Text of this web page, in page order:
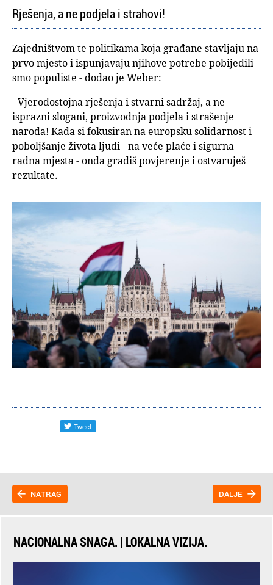
Rješenja, a ne podjela i strahovi!
Zajedništvom te politikama koja građane stavljaju na
prvo mjesto i ispunjavaju njihove potrebe pobijedili
smo populiste - dodao je Weber:
- Vjerodostojna rješenja i stvarni sadržaj, a ne
isprazni slogani, proizvodnja podjela i strašenje
naroda! Kada si fokusiran na europsku solidarnost i
poboljšanje života ljudi - na veće plaće i sigurna
radna mjesta - onda gradiš povjerenje i ostvaruješ
rezultate.
NATRAG DALJE
NACIONALNA SNAGA. | LOKALNA VIZIJA.